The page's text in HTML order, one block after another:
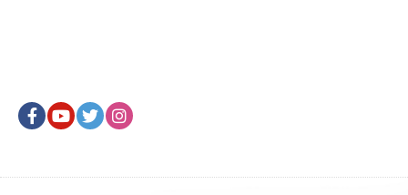
FacebookYoutubeTwitter